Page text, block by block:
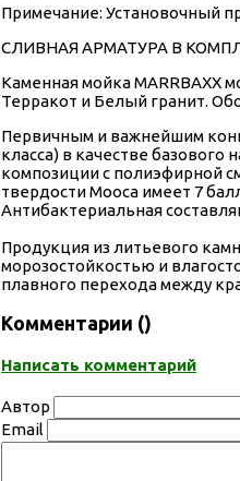
Примечание: Установочный
СЛИВНАЯ АРМАТУРА В
Каменная мойка МАRRВАХХ
Терракот и Белый гранит.
Первичным и важнейшим
класса) в качестве
композиции с полиэфирной
твердости Мооса имеет 7
Антибактериальная
Продукция из литьевого
морозостойкостью и
плавного перехода между
Комментарии ()
Написать комментарий
Автор
Email